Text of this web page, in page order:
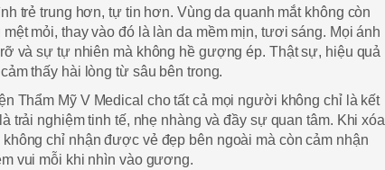
trẻ trung hơn, tự tin hơn. Vùng da quanh mắt không còn
mỏi, thay vào đó là làn da mềm mịn, tươi sáng. Mọi ánh
và sự tự nhiên mà không hề gượng ép. Thật sự, hiệu quả
thấy hài lòng từ sâu bên trong.
Thẩm Mỹ V Medical cho tất cả mọi người không chỉ là kết
trải nghiệm tinh tế, nhẹ nhàng và đầy sự quan tâm. Khi xóa
chỉ nhận được vẻ đẹp bên ngoài mà còn cảm nhận
vui mỗi khi nhìn vào gương.